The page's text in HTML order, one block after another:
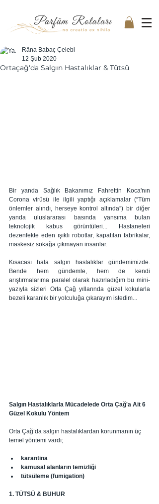
Ortaçağ'da Salgın Hastalıklar & Tütsü
Râna Babaç Çelebi
12 Şub 2020
Bir yanda Sağlık Bakanımız Fahrettin Koca'nın
Corona virüsü ile ilgili yaptığı açıklamalar (“Tüm
önlemler alındı, herseye kontrol altında”) bir diğer
yanda uluslararası basında yansıma bulan
teknolojik kabus görüntüleri... Hastaneleri
dezenfekte eden ışıklı robotlar, kapatılan fabrikalar,
maskesiz sokağa çıkmayan insanlar.
Kısacası hala salgın hastalıklar gündemimizde.
Bende hem gündemle, hem de kendi
arıştırmalarıma paralel olarak hazırladığım bu mini-
yazıyla sizleri Orta Çağ yıllarında güzel kokularla
bezeli karanlık bir yolculuğa çıkarayım istedim...
Salgın Hastalıklarla Mücadelede Orta Çağ'a Ait 6
Güzel Kokulu Yöntem
Orta Çağ’da salgın hastalıklardan korunmanın üç
temel yöntemi vardı;
karantina
kamusal alanların temizliği
tütsüleme (fumigation)
1. TÜTSÜ & BUHUR